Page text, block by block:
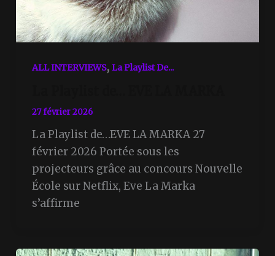
ALL INTERVIEWS, La Playlist De...
27 février 2026
La Playlist de…EVE LA MARKA 27
février 2026 Portée sous les
projecteurs grâce au concours Nouvelle
École sur Netflix, Eve La Marka
s’affirme